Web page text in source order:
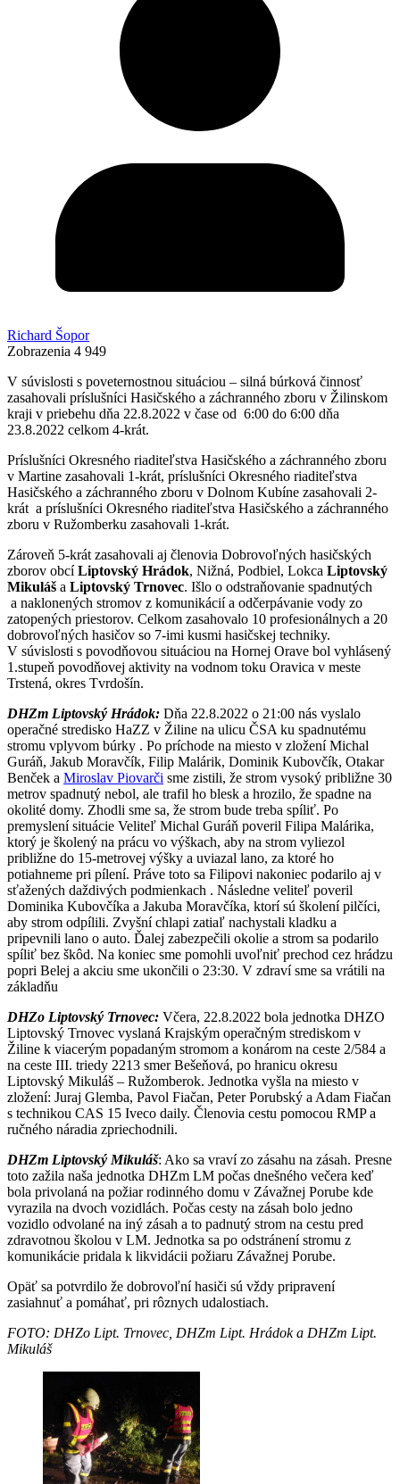
Richard Šopor
Zobrazenia 4 949
V súvislosti s poveternostnou situáciou – silná búrková činnosť
zasahovali príslušníci Hasičského a záchranného zboru v Žilinskom
kraji v priebehu dňa 22.8.2022 v čase od 6:00 do 6:00 dňa
23.8.2022 celkom 4-krát.
Príslušníci Okresného riaditeľstva Hasičského a záchranného zboru
v Martine zasahovali 1-krát, príslušníci Okresného riaditeľstva
Hasičského a záchranného zboru v Dolnom Kubíne zasahovali 2-
krát a príslušníci Okresného riaditeľstva Hasičského a záchranného
zboru v Ružomberku zasahovali 1-krát.
Zároveň 5-krát zasahovali aj členovia Dobrovoľných hasičských
zborov obcíLiptovský Hrádok, Nižná, Podbiel, Lokca Liptovský
Mikuláš a Liptovský Trnovec. Išlo o odstraňovanie spadnutých
a naklonených stromov z komunikácií a odčerpávanie vody zo
zatopených priestorov. Celkom zasahovalo 10 profesionálnych a 20
dobrovoľných hasičov so 7-imi kusmi hasičskej techniky.
V súvislosti s povodňovou situáciou na Hornej Orave bol vyhlásený
1.stupeň povodňovej aktivity na vodnom toku Oravica v meste
Trstená, okres Tvrdošín.
DHZm Liptovský Hrádok: Dňa 22.8.2022 o 21:00 nás vyslalo
operačné stredisko HaZZ v Žiline na ulicu ČSA ku spadnutému
stromu vplyvom búrky . Po príchode na miesto v zložení Michal
Guráň, Jakub Moravčík, Filip Malárik, Dominik Kubovčík, Otakar
Benček a Miroslav Piovarči sme zistili, že strom vysoký približne 30
metrov spadnutý nebol, ale trafil ho blesk a hrozilo, že spadne na
okolité domy. Zhodli sme sa, že strom bude treba spíliť. Po
premyslení situácie Veliteľ Michal Guráň poveril Filipa Malárika,
ktorý je školený na prácu vo výškach, aby na strom vyliezol
približne do 15-metrovej výšky a uviazal lano, za ktoré ho
potiahneme pri pílení. Práve toto sa Filipovi nakoniec podarilo aj v
sťažených daždivých podmienkach . Následne veliteľ poveril
Dominika Kubovčíka a Jakuba Moravčíka, ktorí sú školení pilčíci,
aby strom odpílili. Zvyšní chlapi zatiaľ nachystali kladku a
pripevnili lano o auto. Ďalej zabezpečili okolie a strom sa podarilo
spíliť bez škôd. Na koniec sme pomohli uvoľniť prechod cez hrádzu
popri Belej a akciu sme ukončili o 23:30. V zdraví sme sa vrátili na
základňu
DHZo Liptovský Trnovec: Včera, 22.8.2022 bola jednotka DHZO
Liptovský Trnovec vyslaná Krajským operačným strediskom v
Žiline k viacerým popadaným stromom a konárom na ceste 2/584 a
na ceste III. triedy 2213 smer Bešeňová, po hranicu okresu
Liptovský Mikuláš – Ružomberok. Jednotka vyšla na miesto v
zložení: Juraj Glemba, Pavol Fiačan, Peter Porubský a Adam Fiačan
s technikou CAS 15 Iveco daily. Členovia cestu pomocou RMP a
ručného náradia zpriechodnili.
DHZm Liptovský Mikuláš: Ako sa vraví zo zásahu na zásah. Presne
toto zažila naša jednotka DHZm LM počas dnešného večera keď
bola privolaná na požiar rodinného domu v Závažnej Porube kde
vyrazila na dvoch vozidlách. Počas cesty na zásah bolo jedno
vozidlo odvolané na iný zásah a to padnutý strom na cestu pred
zdravotnou školou v LM. Jednotka sa po odstránení stromu z
komunikácie pridala k likvidácii požiaru Závažnej Porube.
Opäť sa potvrdilo že dobrovoľní hasiči sú vždy pripravení
zasiahnuť a pomáhať, pri rôznych udalostiach.
FOTO: DHZo Lipt. Trnovec, DHZm Lipt. Hrádok a DHZm Lipt.
Mikuláš